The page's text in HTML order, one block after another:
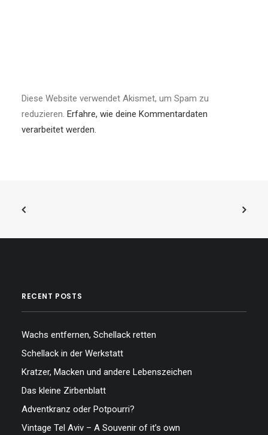
Diese Website verwendet Akismet, um Spam zu
reduzieren. Erfahre, wie deine Kommentardaten
verarbeitet werden.
RECENT POSTS
Wachs entfernen, Schellack retten
Schellack in der Werkstatt
Kratzer, Macken und andere Lebenszeichen
Das kleine Zirbenblatt
Adventkranz oder Potpourri?
Vintage Tel Aviv – A Souvenir of it’s own